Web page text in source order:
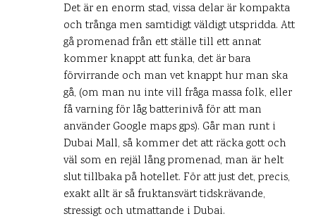
Det är en enorm stad, vissa delar är kompakta
och trånga men samtidigt väldigt utspridda. Att
gå promenad från ett ställe till ett annat
kommer knappt att funka, det är bara
förvirrande och man vet knappt hur man ska
gå, (om man nu inte vill fråga massa folk, eller
få varning för låg batterinivå för att man
använder Google maps gps). Går man runt i
Dubai Mall, så kommer det att räcka gott och
väl som en rejäl lång promenad, man är helt
slut tillbaka på hotellet. För att just det, precis,
exakt allt är så fruktansvärt tidskrävande,
stressigt och utmattande i Dubai.